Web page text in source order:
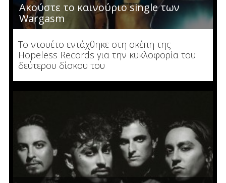
Ακούστε το καινούριο single των
Wargasm
To ντουέτο εντάχθηκε στη σκέπη της
Hopeless Records για την κυκλοφορία του
δεύτερου δίσκου του